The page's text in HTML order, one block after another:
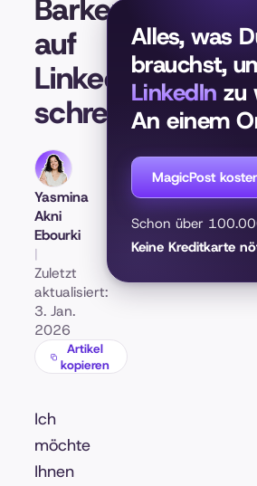
Barker
auf
LinkedIn
schreibt
Yasmina
Akni
Ebourki
|
Zuletzt
aktualisiert:
3. Jan.
2026
Artikel
kopieren
Ich
möchte
Ihnen
Alles, was
brauchst,
LinkedIn zu
An einem
MagicPost
Schon über
Keine Kreditkarte